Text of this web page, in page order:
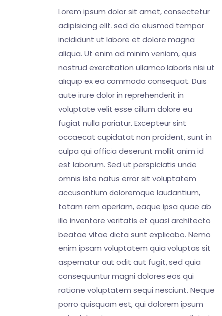
Lorem ipsum dolor sit amet, consectetur
adipisicing elit, sed do eiusmod tempor
incididunt ut labore et dolore magna
aliqua. Ut enim ad minim veniam, quis
nostrud exercitation ullamco laboris nisi ut
aliquip ex ea commodo consequat. Duis
aute irure dolor in reprehenderit in
voluptate velit esse cillum dolore eu
fugiat nulla pariatur. Excepteur sint
occaecat cupidatat non proident, sunt in
culpa qui officia deserunt mollit anim id
est laborum. Sed ut perspiciatis unde
omnis iste natus error sit voluptatem
accusantium doloremque laudantium,
totam rem aperiam, eaque ipsa quae ab
illo inventore veritatis et quasi architecto
beatae vitae dicta sunt explicabo. Nemo
enim ipsam voluptatem quia voluptas sit
aspernatur aut odit aut fugit, sed quia
consequuntur magni dolores eos qui
ratione voluptatem sequi nesciunt. Neque
porro quisquam est, qui dolorem ipsum